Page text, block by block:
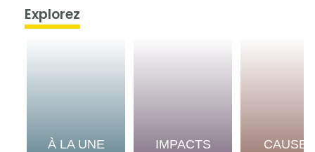
Explorez
À LA UNE IMPACTS CAUSES